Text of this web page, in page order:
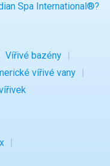
Spa International®?
Vířivé bazény
vířivé vany